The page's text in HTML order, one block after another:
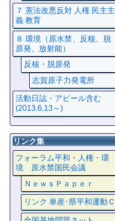
７ 憲法改悪反対 人権 民主主
義 教育
８ 環境（原水禁、反核、脱
原発、放射能）
反核・脱原発
志賀原子力発電所
活動日誌・アピール含む
(2013.6.13～)
リンク集
フォーラム平和・人権・環
境 原水禁国民会議
ＮｅｗｓＰａｐｅｒ
リンク 単産･県平和運動Ｃ